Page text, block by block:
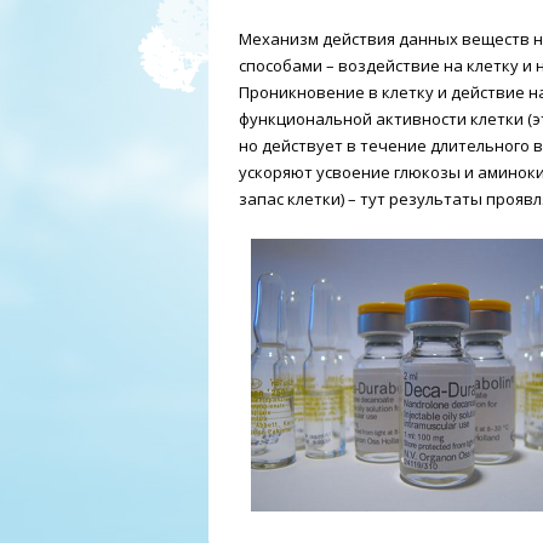
Механизм действия данных веществ
способами – воздействие на клетку
Проникновение в клетку и действие
функциональной активности клетки
но действует в течение
ускоряют усвоение глюкозы и
запас клетки) – тут результаты